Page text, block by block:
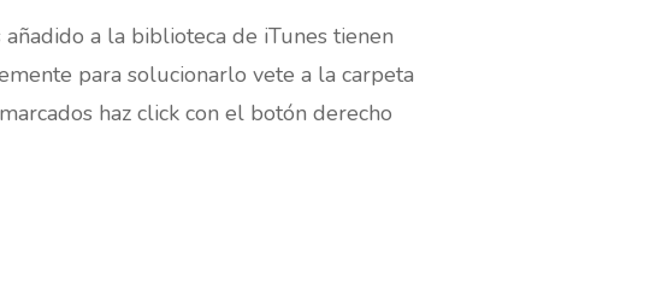
a la biblioteca de iTunes tienen
para solucionarlo vete a la carpeta
haz click con el botón derecho